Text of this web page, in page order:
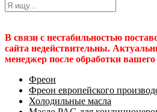
В связи с нестабильностью
сайта недействительны.
менеджер после обработки вашего
Фреон
Фреон европейского
Холодильные масла